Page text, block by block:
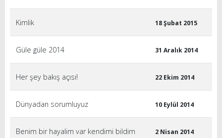
Kimlik 18 Şubat 2015
Güle güle 2014 31 Aralık 2014
Her şey bakış açısı! 22 Ekim 2014
Dünyadan sorumluyuz 10 Eylül 2014
Benim bir hayalim var kendimi bildim
2 Nisan 2014